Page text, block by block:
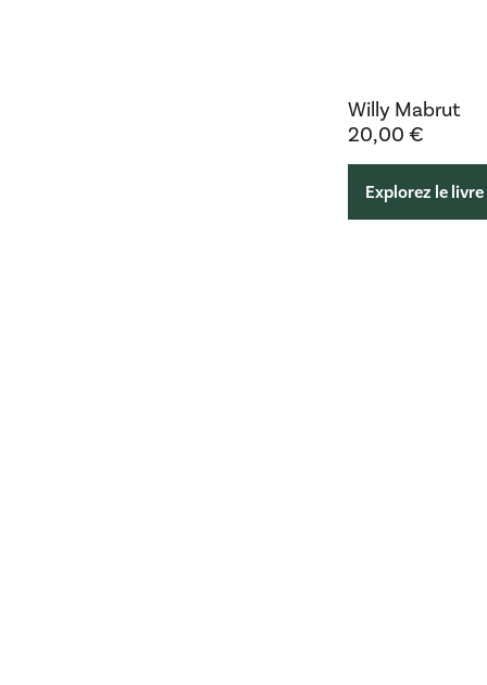
Willy Mabrut
20,00 €
Explorez le livre